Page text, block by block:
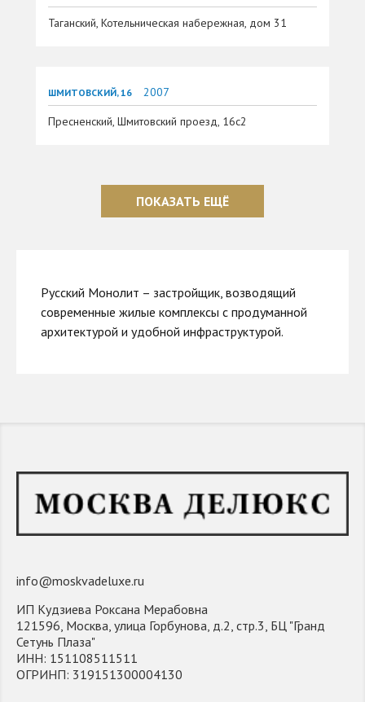
Таганский, Котельническая набережная, дом 31
ШМИТОВСКИЙ, 16
2007
Пресненский, Шмитовский проезд, 16c2
ПОКАЗАТЬ ЕЩЁ
Русский Монолит – застройщик, возводящий
современные жилые комплексы с продуманной
архитектурой и удобной инфраструктурой.
info@moskvadeluxe.ru
ИП Кудзиева Роксана Мерабовна
121596, Москва, улица Горбунова, д.2, стр.3, БЦ "Гранд
Сетунь Плаза"
ИНН: 151108511511
ОГРИНП: 319151300004130